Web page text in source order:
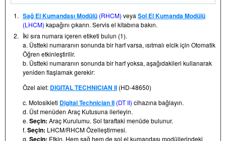
1. Sağ El Kumandası Modülü (RHCM) veya Sol El Kumanda Modülü
(LHCM) kapağını çıkarın. Servis el kitabına bakın.
2. İki sıra numara içeren etiketi bulun (1).
a. Üstteki numaranın sonunda bir harf varsa, ısıtmalı elcik için Otomatik
Öğren etkinleştirilir.
b. Üstteki numaranın sonunda bir harf yoksa, aşağıdakileri kullanarak
yeniden flaşlamak gerekir:
Özel alet: DIGITAL TECHNICIAN II (HD-48650)
c. Motosikleti Digital Technician II (DT II) cihazına bağlayın.
d. Üst menüden Araç Kutusuna ilerleyin.
e. Seçin: Araç Kurulumu. Sol taraftaki menüde bulunur.
f. Seçin: LHCM/RHCM Özelleştirmesi.
g. Seçin: Etkin. Hem sağ hem de sol el kumandası modüllerindeki